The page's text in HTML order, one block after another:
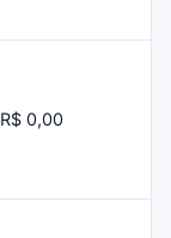
R$ 0,00